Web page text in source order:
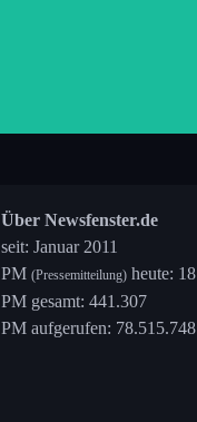
Über Newsfenster.de
seit: Januar 2011
PM (Pressemitteilung) heute: 18
PM gesamt: 441.307
PM aufgerufen: 78.515.748